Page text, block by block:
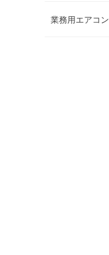
業務用エアコン